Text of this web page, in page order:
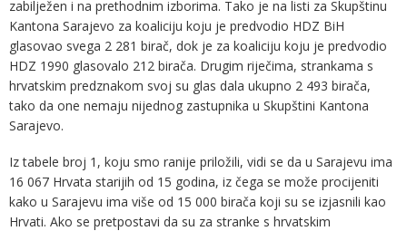
zabilježen i na prethodnim izborima. Tako je na listi za Skupštinu
Kantona Sarajevo za koaliciju koju je predvodio HDZ BiH
glasovao svega 2 281 birač, dok je za koaliciju koju je predvodio
HDZ 1990 glasovalo 212 birača. Drugim riječima, strankama s
hrvatskim predznakom svoj su glas dala ukupno 2 493 birača,
tako da one nemaju nijednog zastupnika u Skupštini Kantona
Sarajevo.
Iz tabele broj 1, koju smo ranije priložili, vidi se da u Sarajevu ima
16 067 Hrvata starijih od 15 godina, iz čega se može procijeniti
kako u Sarajevu ima više od 15 000 birača koji su se izjasnili kao
Hrvati. Ako se pretpostavi da su za stranke s hrvatskim